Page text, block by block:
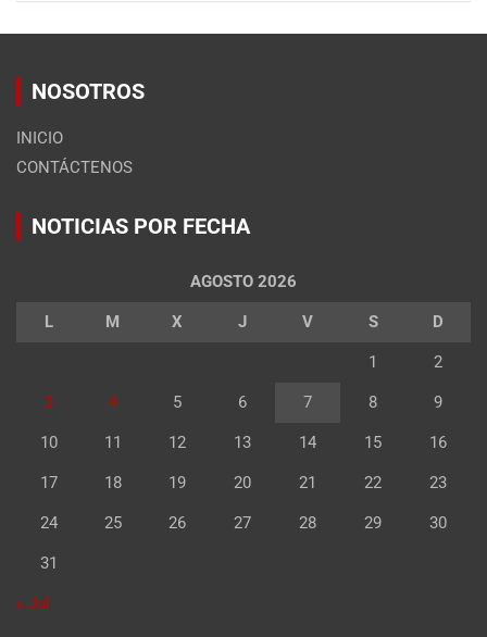
NOSOTROS
INICIO
CONTÁCTENOS
NOTICIAS POR FECHA
AGOSTO 2026
L M X J V S D
1 2
3 4 5 6 7 8 9
10 11 12 13 14 15 16
17 18 19 20 21 22 23
24 25 26 27 28 29 30
31
« Jul